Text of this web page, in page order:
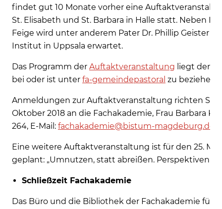
findet gut 10 Monate vorher eine
St. Elisabeth und St. Barbara in Halle statt. Neben
Feige wird unter anderem Pater Dr. Phillip Geister
Institut in Uppsala erwartet.
Das Programm der Auftaktveranstaltung liegt dem
bei oder ist unter fa-gemeindepastoral zu beziehen.
Anmeldungen zur Auftaktveranstaltung richten Sie
Oktober 2018 an die Fachakademie, Frau Barbara
264, E-Mail: fachakademie@bistum-magdeburg.de
Eine weitere Auftaktveranstaltung ist für den 25.
geplant: „Umnutzen, statt abreißen. Perspektiven
Schließzeit Fachakademie
Das Büro und die Bibliothek der Fachakademie für